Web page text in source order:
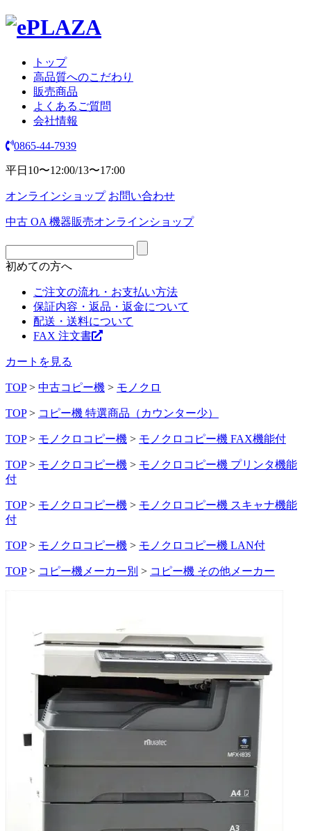
トップ
高品質へのこだわり
販売商品
よくあるご質問
会社情報
0865-44-7939
平日10〜12:00/13〜17:00
オンラインショップ お問い合わせ
中古 OA 機器販売オンラインショップ
初めての方へ
ご注文の流れ・お支払い方法
保証内容・返品・返金について
配送・送料について
FAX 注文書
カートを見る
TOP > 中古コピー機 > モノクロ
TOP > コピー機 特選商品（カウンター少）
TOP > モノクロコピー機 > モノクロコピー機 FAX機能付
TOP > モノクロコピー機 > モノクロコピー機 プリンタ機能
付
TOP > モノクロコピー機 > モノクロコピー機 スキャナ機能
付
TOP > モノクロコピー機 > モノクロコピー機 LAN付
TOP > コピー機メーカー別 > コピー機 その他メーカー